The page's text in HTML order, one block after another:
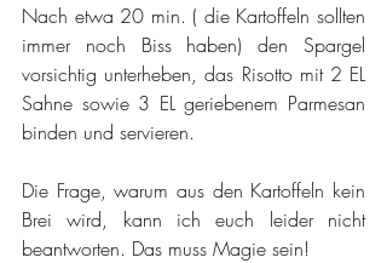
Nach etwa 20 min. ( die Kartoffeln sollten
immer noch Biss haben) den Spargel
vorsichtig unterheben, das Risotto mit 2 EL
Sahne sowie 3 EL geriebenem Parmesan
binden und servieren.
Die Frage, warum aus den Kartoffeln kein
Brei wird, kann ich euch leider nicht
beantworten. Das muss Magie sein!